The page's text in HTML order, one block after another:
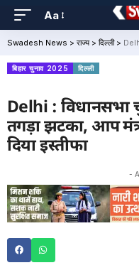
Aa
Swadesh News > राज्य> दिल्ली> Delhi :
बिहार चुनाव 2025 दिल्ली
Delhi : विधानसभा
तगड़ा झटका, आप
दिया इस्तीफा
-